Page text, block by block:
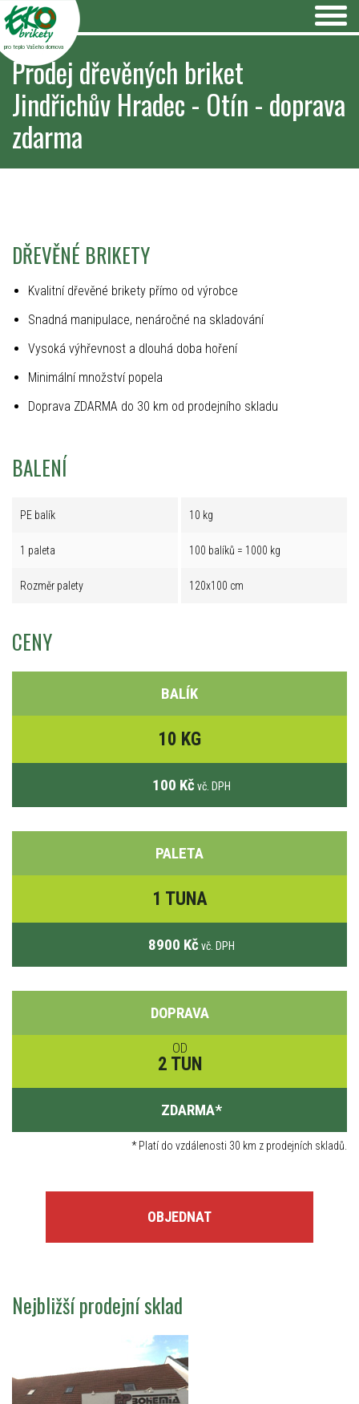
pro teplo Vašeho domova
Prodej dřevěných briket
Jindřichův Hradec - Otín - doprava
zdarma
DŘEVĚNÉ BRIKETY
Kvalitní dřevěné brikety přímo od výrobce
Snadná manipulace, nenáročné na skladování
Vysoká výhřevnost a dlouhá doba hoření
Minimální množství popela
Doprava ZDARMA do 30 km od prodejního skladu
BALENÍ
PE balík 10 kg
1 paleta 100 balíků = 1000 kg
Rozměr palety 120x100 cm
CENY
BALÍK
10 KG
100 Kč vč. DPH
PALETA
1 TUNA
8900 Kč vč. DPH
DOPRAVA
OD
2 TUN
ZDARMA*
*Platí do vzdálenosti 30 km z prodejních skladů.
OBJEDNAT
Nejbližší prodejní sklad